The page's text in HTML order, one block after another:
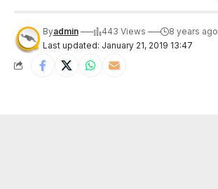
Last updated: January 21, 2019 13:47
Byadmin 443 Views 8 years ago